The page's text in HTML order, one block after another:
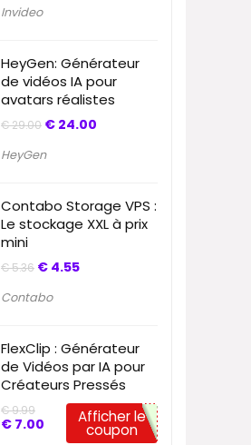
Invideo
HeyGen: Générateur
de vidéos IA pour
avatars réalistes
€29.00 € 24.00
HeyGen
Contabo Storage VPS :
Le stockage XXL à prix
mini
€5.36 € 4.55
Contabo
FlexClip : Générateur
de Vidéos par IA pour
Créateurs Pressés
€9.99
€ 7.00 Afficher le
coupon